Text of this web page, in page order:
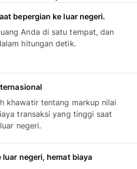
bepergian ke luar negeri.
Anda di satu tempat, dan
hitungan detik.
khawatir tentang markup nilai
transaksi yang tinggi saat
negeri.
luar negeri, hemat biaya